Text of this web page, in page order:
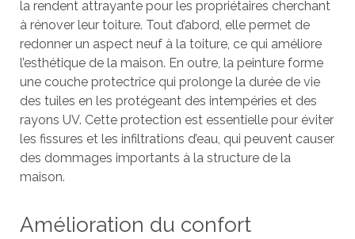
la rendent attrayante pour les propriétaires cherchant
à rénover leur toiture. Tout d’abord, elle permet de
redonner un aspect neuf à la toiture, ce qui améliore
l’esthétique de la maison. En outre, la peinture forme
une couche protectrice qui prolonge la durée de vie
des tuiles en les protégeant des intempéries et des
rayons UV. Cette protection est essentielle pour éviter
les fissures et les infiltrations d’eau, qui peuvent causer
des dommages importants à la structure de la
maison.
Amélioration du confort